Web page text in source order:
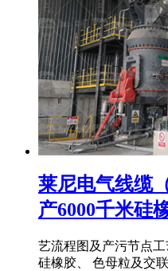
莱尼电气线缆
产6000千米硅
艺流程图及产污节点
硅橡胶、 色母粒及交